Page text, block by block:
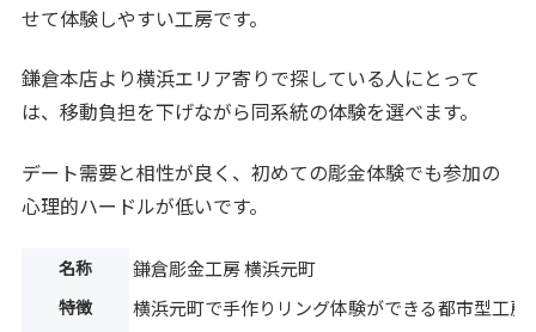
せて体験しやすい工房です。
鎌倉本店より横浜エリア寄りで探している人にとって
は、移動負担を下げながら同系統の体験を選べます。
デート需要と相性が良く、初めての彫金体験でも参加の
心理的ハードルが低いです。
名称 鎌倉彫金工房 横浜元町
特徴 横浜元町で手作りリング体験ができる都市型工房